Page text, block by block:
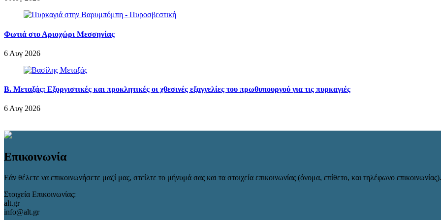
Φωτιά στο Αριοχώρι Μεσσηνίας
6 Αυγ 2026
Β. Μεταξάς: Εξοργιστικές και προκλητικές οι χθεσινές εξαγγελίες του πρωθυπουργού για τις πυρκαγιές
6 Αυγ 2026
Επικοινωνία
Εάν θέλετε να επικοινωνήσετε μαζί μας, στείλτε το μήνυμά σας και τα στοιχεία επικοινωνίας (όνομα, επίθετο, και τηλέφωνο επικοινωνίας).
Στοιχεία Επικοινωνίας:
alt.gr
info@alt.gr